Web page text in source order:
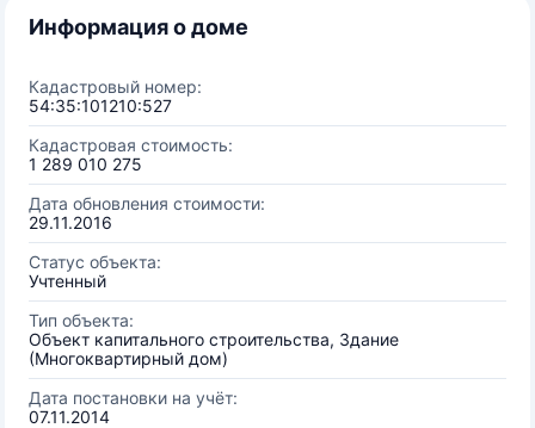
Информация о доме
Кадастровый номер:
54:35:101210:527
Кадастровая стоимость:
1 289 010 275
Дата обновления стоимости:
29.11.2016
Статус объекта:
Учтенный
Тип объекта:
Объект капитального строительства, Здание
(Многоквартирный дом)
Дата постановки на учёт:
07.11.2014